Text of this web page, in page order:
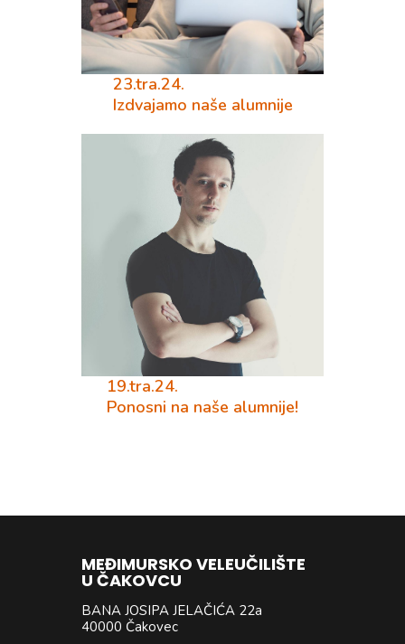
23.tra.24.
Izdvajamo naše alumnije
19.tra.24.
Ponosni na naše alumnije!
MEĐIMURSKO VELEUČILIŠTE
U ČAKOVCU
BANA JOSIPA JELAČIĆA 22a
40000 Čakovec